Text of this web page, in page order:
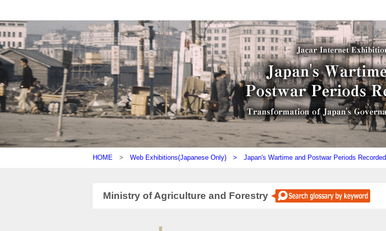
HOME > Web Exhibitions(Japanese Only) > Japan's Wartime and Postwar Periods Recorded
Ministry of Agriculture and Forestry